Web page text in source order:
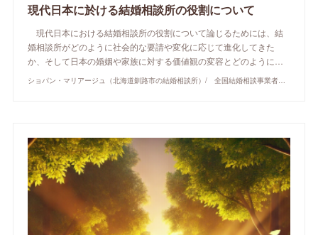
現代日本に於ける結婚相談所の役割について
現代日本における結婚相談所の役割について論じるためには、結
婚相談所がどのように社会的な要請や変化に応じて進化してきた
か、そして日本の婚姻や家族に対する価値観の変容とどのように…